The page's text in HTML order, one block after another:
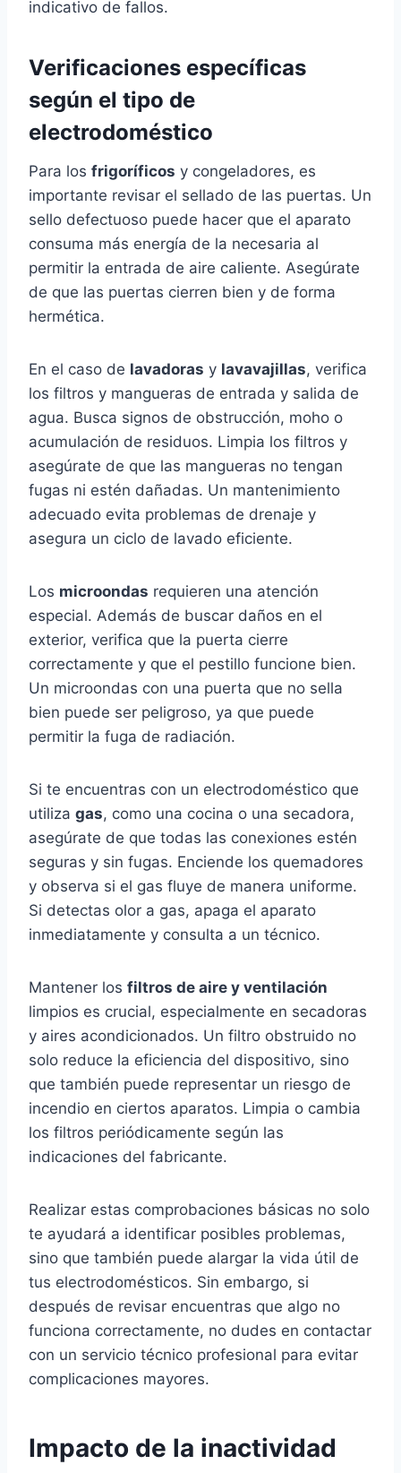
indicativo de fallos.
Verificaciones específicas
según el tipo de
electrodoméstico
Para los frigoríficos y congeladores, es
importante revisar el sellado de las puertas. Un
sello defectuoso puede hacer que el aparato
consuma más energía de la necesaria al
permitir la entrada de aire caliente. Asegúrate
de que las puertas cierren bien y de forma
hermética.
En el caso de lavadoras y lavavajillas, verifica
los filtros y mangueras de entrada y salida de
agua. Busca signos de obstrucción, moho o
acumulación de residuos. Limpia los filtros y
asegúrate de que las mangueras no tengan
fugas ni estén dañadas. Un mantenimiento
adecuado evita problemas de drenaje y
asegura un ciclo de lavado eficiente.
Los microondas requieren una atención
especial. Además de buscar daños en el
exterior, verifica que la puerta cierre
correctamente y que el pestillo funcione bien.
Un microondas con una puerta que no sella
bien puede ser peligroso, ya que puede
permitir la fuga de radiación.
Si te encuentras con un electrodoméstico que
utiliza gas, como una cocina o una secadora,
asegúrate de que todas las conexiones estén
seguras y sin fugas. Enciende los quemadores
y observa si el gas fluye de manera uniforme.
Si detectas olor a gas, apaga el aparato
inmediatamente y consulta a un técnico.
Mantener los filtros de aire y ventilación
limpios es crucial, especialmente en secadoras
y aires acondicionados. Un filtro obstruido no
solo reduce la eficiencia del dispositivo, sino
que también puede representar un riesgo de
incendio en ciertos aparatos. Limpia o cambia
los filtros periódicamente según las
indicaciones del fabricante.
Realizar estas comprobaciones básicas no solo
te ayudará a identificar posibles problemas,
sino que también puede alargar la vida útil de
tus electrodomésticos. Sin embargo, si
después de revisar encuentras que algo no
funciona correctamente, no dudes en contactar
con un servicio técnico profesional para evitar
complicaciones mayores.
Impacto de la inactividad